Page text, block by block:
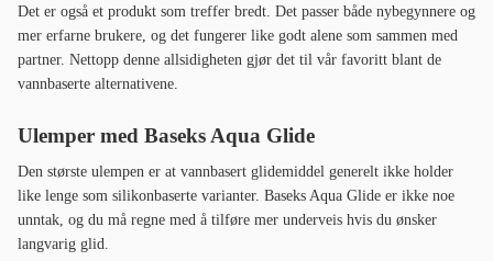
Det er også et produkt som treffer bredt. Det passer både nybegynnere og
mer erfarne brukere, og det fungerer like godt alene som sammen med
partner. Nettopp denne allsidigheten gjør det til vår favoritt blant de
vannbaserte alternativene.
Ulemper med Baseks Aqua Glide
Den største ulempen er at vannbasert glidemiddel generelt ikke holder
like lenge som silikonbaserte varianter. Baseks Aqua Glide er ikke noe
unntak, og du må regne med å tilføre mer underveis hvis du ønsker
langvarig glid.